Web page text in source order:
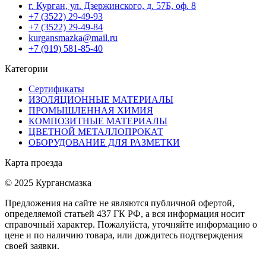
г. Курган, ул. Дзержинского, д. 57Б, оф. 8
+7 (3522) 29-49-93
+7 (3522) 29-49-84
kurgansmazka@mail.ru
+7 (919) 581-85-40
Категории
Сертификаты
ИЗОЛЯЦИОННЫЕ МАТЕРИАЛЫ
ПРОМЫШЛЕННАЯ ХИМИЯ
КОМПОЗИТНЫЕ МАТЕРИАЛЫ
ЦВЕТНОЙ МЕТАЛЛОПРОКАТ
ОБОРУДОВАНИЕ ДЛЯ РАЗМЕТКИ
Карта проезда
© 2025 Кургансмазка
Предложения на сайте не являются публичной офертой,
определяемой статьей 437 ГК РФ, а вся информация носит
справочный характер. Пожалуйста, уточняйте информацию о
цене и по наличию товара, или дождитесь подтверждения
своей заявки.